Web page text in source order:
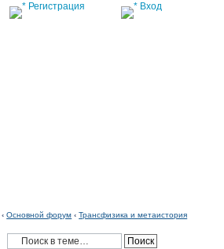
Регистрация Вход
‹ Основной форум ‹ Трансфизика и метаистория